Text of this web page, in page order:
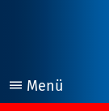
Menü
öffnen